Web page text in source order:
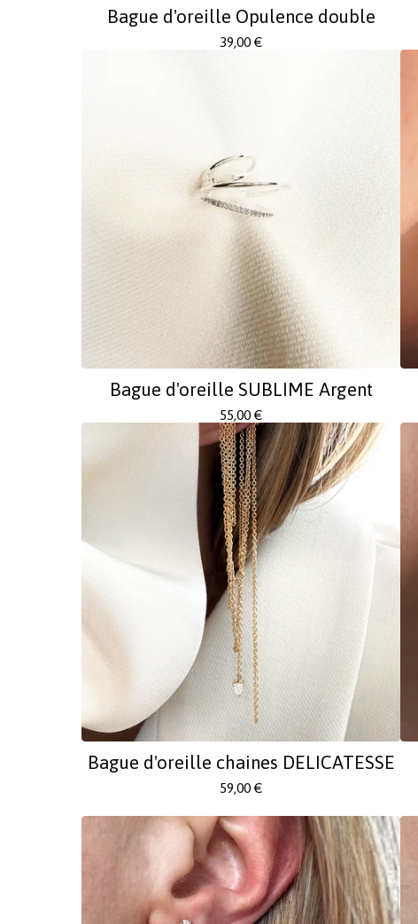
Bague d'oreille Opulence double
39,00 €
Bague d'oreille SUBLIME Argent
55,00 €
Bague d'oreille chaines DELICATESSE
59,00 €